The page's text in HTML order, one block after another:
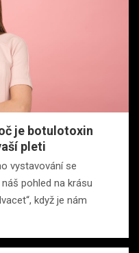
je botulotoxin
pleti
vystavování se
pohled na krásu
když je nám